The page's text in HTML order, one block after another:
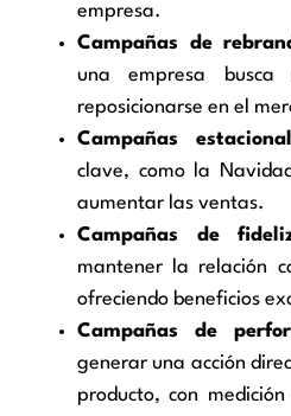
empresa.
Campañas de
una empresa
reposicionarse en el
Campañas
clave, como la
aumentar las ventas.
Campañas de
mantener la relación
ofreciendo beneficios
Campañas de
generar una acción
producto, con